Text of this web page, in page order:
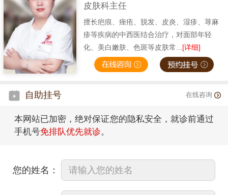
皮肤科主任
擅长疤痕、痤疮、脱发、皮炎、湿疹、荨麻
疹等疾病的中西医结合治疗，对面部年轻
化、美白嫩肤、色斑等皮肤常...[详细]
自助挂号 在线咨询
本网站已加密，绝对保证您的隐私安全，就诊前通过
手机号免排队优先就诊。
您的姓名：